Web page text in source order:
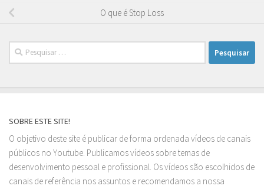
O que é Stop Loss
Pesquisar
por:
SOBRE ESTE SITE!
O objetivo deste site é publicar de forma ordenada vídeos de canais
públicos no Youtube. Publicamos vídeos sobre temas de
desenvolvimento pessoal e profissional. Os vídeos são escolhidos de
canais de referência nos assuntos e recomendamos a nossa